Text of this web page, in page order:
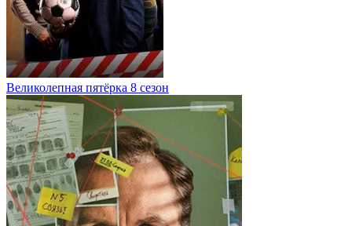
Великолепная пятёрка 8 сезон